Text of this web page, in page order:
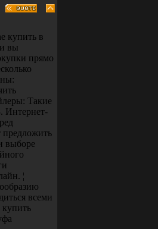
купить в
вы
прямо
Такие
Интернет-
выборе
¦
всеми